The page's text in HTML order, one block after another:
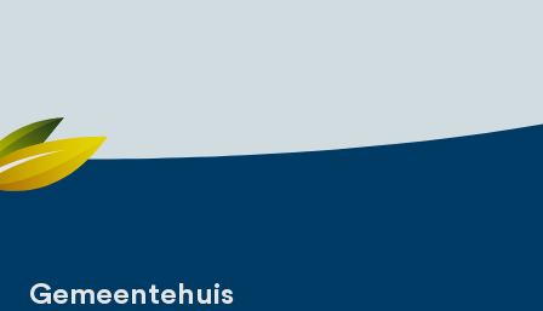
Gemeentehuis